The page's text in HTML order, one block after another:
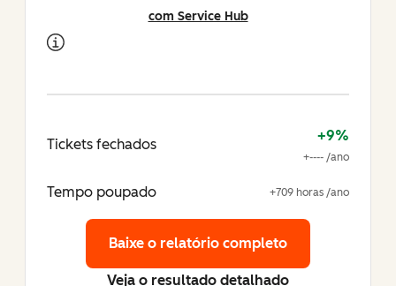
com Service Hub
Tickets fechados
+9%
+---- /ano
Tempo poupado +709 horas /ano
Veja o resultado detalhado
Baixe o relatório completo